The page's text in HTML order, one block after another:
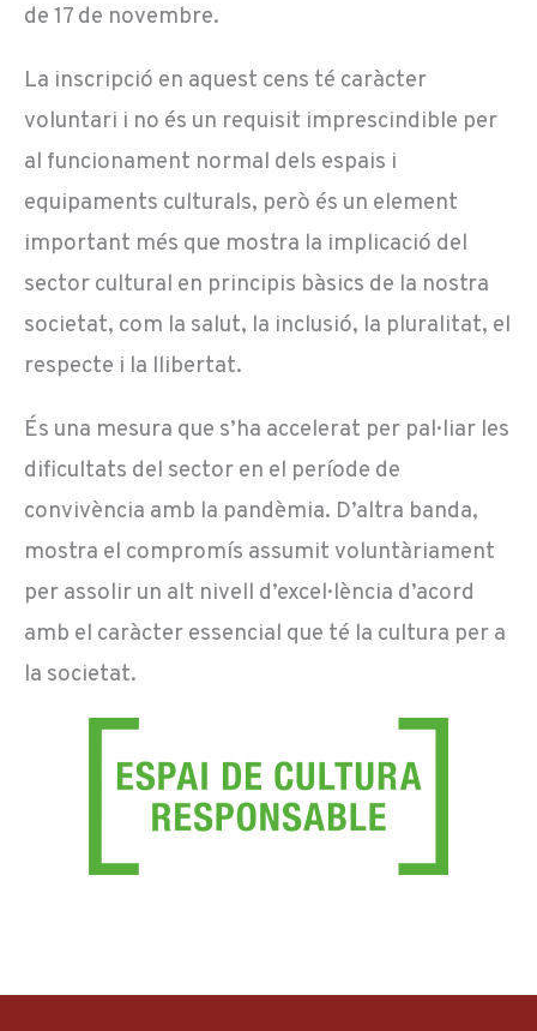
de 17 de novembre.
La inscripció en aquest cens té caràcter
voluntari i no és un requisit imprescindible per
al funcionament normal dels espais i
equipaments culturals, però és un element
important més que mostra la implicació del
sector cultural en principis bàsics de la nostra
societat, com la salut, la inclusió, la pluralitat, el
respecte i la llibertat.
És una mesura que s’ha accelerat per pal·liar les
dificultats del sector en el període de
convivència amb la pandèmia. D’altra banda,
mostra el compromís assumit voluntàriament
per assolir un alt nivell d’excel·lència d’acord
amb el caràcter essencial que té la cultura per a
la societat.